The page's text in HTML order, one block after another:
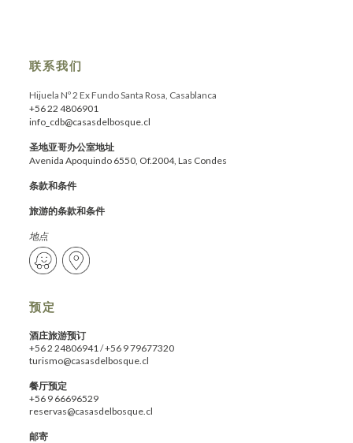
联系我们
Hijuela Nº 2 Ex Fundo Santa Rosa, Casablanca
+56 22 4806901
info_cdb@casasdelbosque.cl
圣地亚哥办公室地址
Avenida Apoquindo 6550, Of.2004, Las Condes
条款和条件
旅游的条款和条件
地点
预定
酒庄旅游预订
+56 2 24806941 /+56 9 79677320
turismo@casasdelbosque.cl
餐厅预定
+56 9 66696529
reservas@casasdelbosque.cl
邮寄